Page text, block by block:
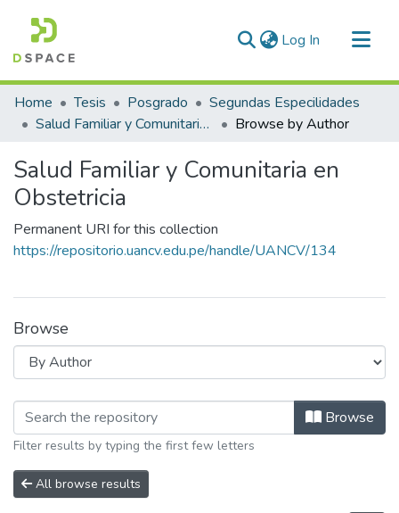
Log In (current)
Communities & Collections
All of DSpace
Home Tesis Posgrado
Segundas Especilidades
Salud Familiar y Comunitaria en Obstetricia
Browse by Author
Salud Familiar y Comunitaria en
Obstetricia
Permanent URI for this collection
https://repositorio.uancv.edu.pe/handle/UANCV/134
Browse
Browsing Salud Familiar y Browse
Filter results by typing the first few letters
All browse results